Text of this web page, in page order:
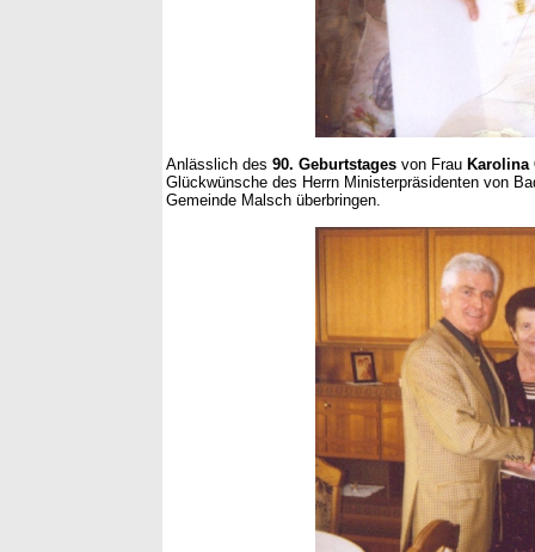
Anlässlich des 90. Geburtstages von Frau
Glückwünsche des Herrn Ministerpräsidenten von
Gemeinde Malsch überbringen.